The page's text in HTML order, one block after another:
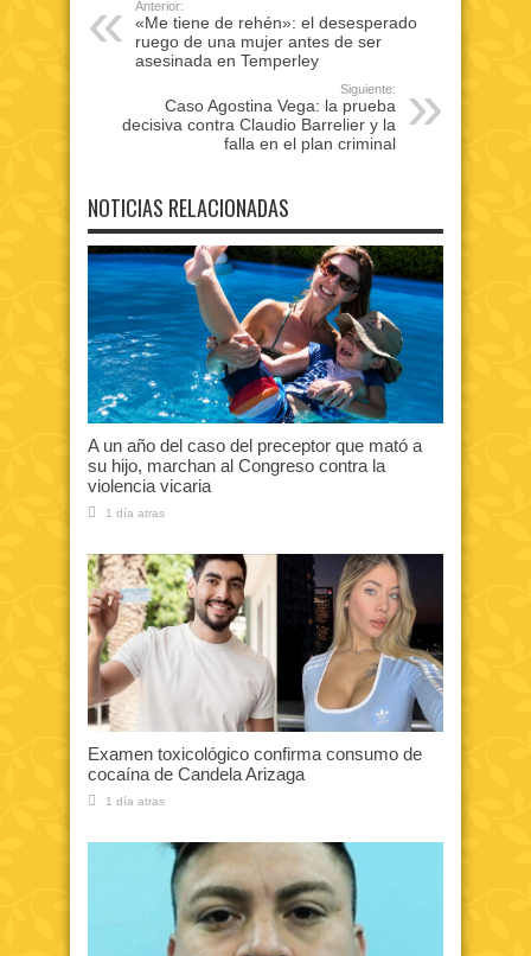
Anterior:
«Me tiene de rehén»: el desesperado
ruego de una mujer antes de ser
asesinada en Temperley
Siguiente:
Caso Agostina Vega: la prueba
decisiva contra Claudio Barrelier y la
falla en el plan criminal
NOTICIAS RELACIONADAS
A un año del caso del preceptor que mató a
su hijo, marchan al Congreso contra la
violencia vicaria
1 día atras
Examen toxicológico confirma consumo de
cocaína de Candela Arizaga
1 día atras